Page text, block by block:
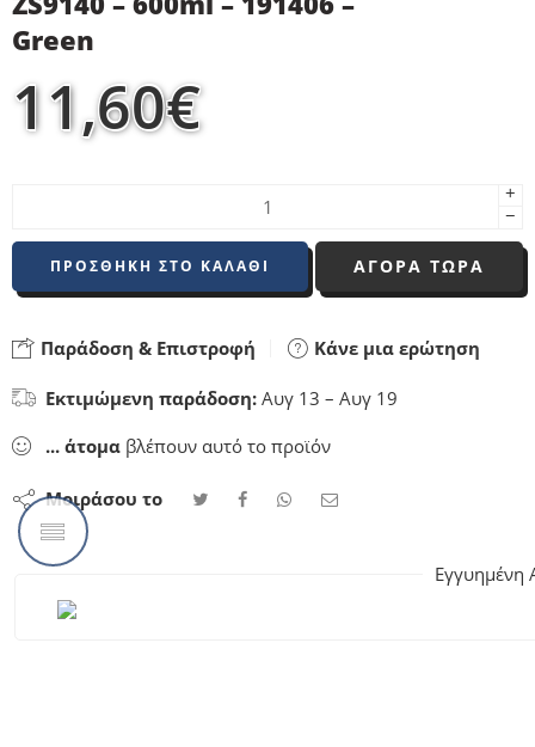
Green
11,60€
+
−
ΠΡΟΣΘΉΚΗ ΣΤΟ ΚΑΛΆΘΙ ΑΓΟΡΑ ΤΩΡΑ
Παράδοση & Επιστροφή Κάνε μια ερώτηση
Εκτιμώμενη παράδοση: Αυγ 13 – Αυγ 19
... άτομα βλέπουν αυτό το προϊόν
Μοιράσου το
Εγγυημένη